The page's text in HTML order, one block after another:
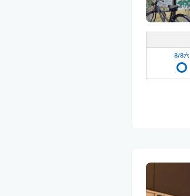
8/8六